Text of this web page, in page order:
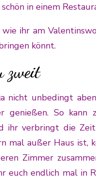
in einem
ihr am
könnt.
zweit
nicht unbedingt
genießen. So kann
ihr verbringt die
mal außer Haus ist,
Zimmer
euch endlich mal